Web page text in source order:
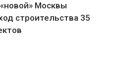
Москвы
строительства 35